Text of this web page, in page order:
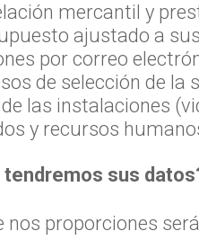
mercantil y
ajustado a
por correo
de selección de la
las instalaciones
y recursos
sus
nos proporciones